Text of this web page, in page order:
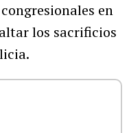
en
los sacrificios